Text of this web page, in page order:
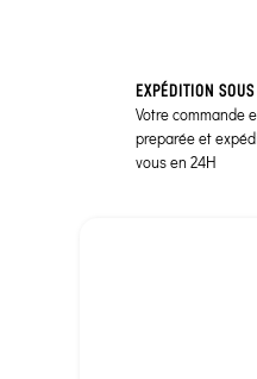
EXPÉDITION
Votre commande
preparée et
vous en 24H